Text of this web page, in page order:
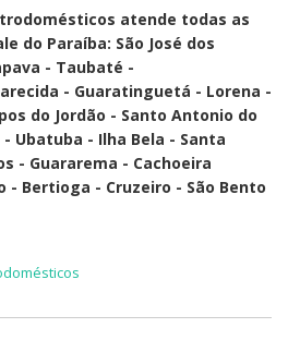
atende todas as
do Paraíba: São José dos
- Taubaté -
- Guaratinguetá - Lorena -
do Jordão - Santo Antonio do
Ubatuba - Ilha Bela - Santa
- Guararema - Cachoeira
- Bertioga - Cruzeiro - São Bento